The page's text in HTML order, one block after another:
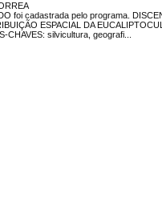
foi cadastrada pelo programa.
ESPACIAL DA
CHAVES: silvicultura, geografi...